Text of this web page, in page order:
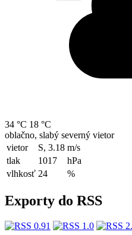
34 °C 18 °C
oblačno, slabý severný vietor
vietor
S, 3.18 m/s
tlak
1017
hPa
vlhkosť 24 %
Exporty do RSS